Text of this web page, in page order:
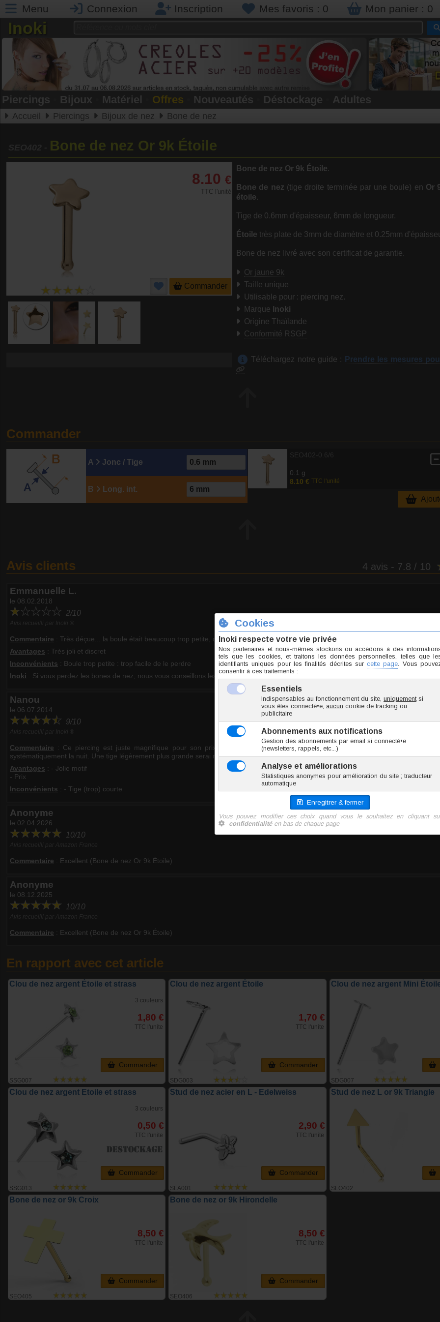
Menu Connexion Inscription Mes favoris : 0 Mon panier : 0
Inoki
Piercings Bijoux Matériel Offres Nouveautés Déstockage Adultes
Accueil Piercings Bijoux de nez Bone de nez
Bone de nez Or 9k Étoile
8.10 €
TTC l'unité
Commander
Bone de nez Or 9k Étoile.
Bone de nez (tige droite terminée par une boule) en Or
étoile.
Tige de 0.6mm d'épaisseur, 6mm de longueur.
Étoile très plate de 3mm de diamètre et 0.25mm
Bone de nez livré avec son certificat de garantie.
Or jaune 9k
Taille unique
Utilisable pour : piercing nez.
Marque Inoki
Origine Thaïlande
Conformité RSGP
Téléchargez notre guide : Prendre les mesures
Commander
A Jonc / Tige
B Long. int.
0.1 g
8.10 € TTC l'unité
Avis clients 4 avis - 7.8 / 10
Emmanuelle L.
le 08.02.2018
2/10
Commentaire : Très déçue... la boule était beaucoup trop petite, du coup j'ai perdu le piercing :( Trop dommage, je le trouvais vraiment
Avantages : Très joli et discret
Inconvénients : Boule trop petite : trop facile de le perdre
Inoki : Si vous perdez les bones de nez, nous vous conseillons les studs de nez en tire-bouchon
Nanou
le 06.07.2014
9/10
Commentaire : Ce piercing est juste magnifique pour son prix , une préférence pour celui en étoile, mais, la tige étant très
systématiquement la nuit. Une tige légèrement plus grande serai mieux.
Avantages : - Jolie motif
- Prix
Inconvénients : - Tige (trop) courte
Anonyme
le 02.04.2026
10/10
Commentaire : Excellent (Bone de nez Or 9k Étoile)
Anonyme
le 08.12.2025
10/10
Commentaire : Excellent (Bone de nez Or 9k Étoile)
En rapport avec cet article
Clou de nez argent Étoile et strass
SSG007
3 couleurs
1,80 €
TTC l'unite
Commander
Clou de nez argent Étoile
SDG003
1,70 €
TTC l'unite
Commander
Clou de nez argent Mini
SDG007
Clou de nez argent Etoile et strass
SSG013
3 couleurs
0,50 €
TTC l'unite
Commander
Stud de nez acier en L - Edelweiss
SLA001
2,90 €
TTC l'unite
Commander
Stud de nez L or 9k Triangle
SLO402
Bone de nez or 9k Croix
SEO405
8,50 €
TTC l'unite
Commander
Bone de nez or 9k Hirondelle
SEO406
8,50 €
TTC l'unite
Commander